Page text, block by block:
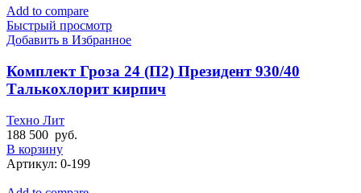
Add to compare
Быстрый просмотр
Добавить в Избранное
Комплект Гроза 24 (П2) Президент 930/40
Талькохлорит кирпич
Техно Лит
188 500 руб.
В корзину
Артикул: 0-199